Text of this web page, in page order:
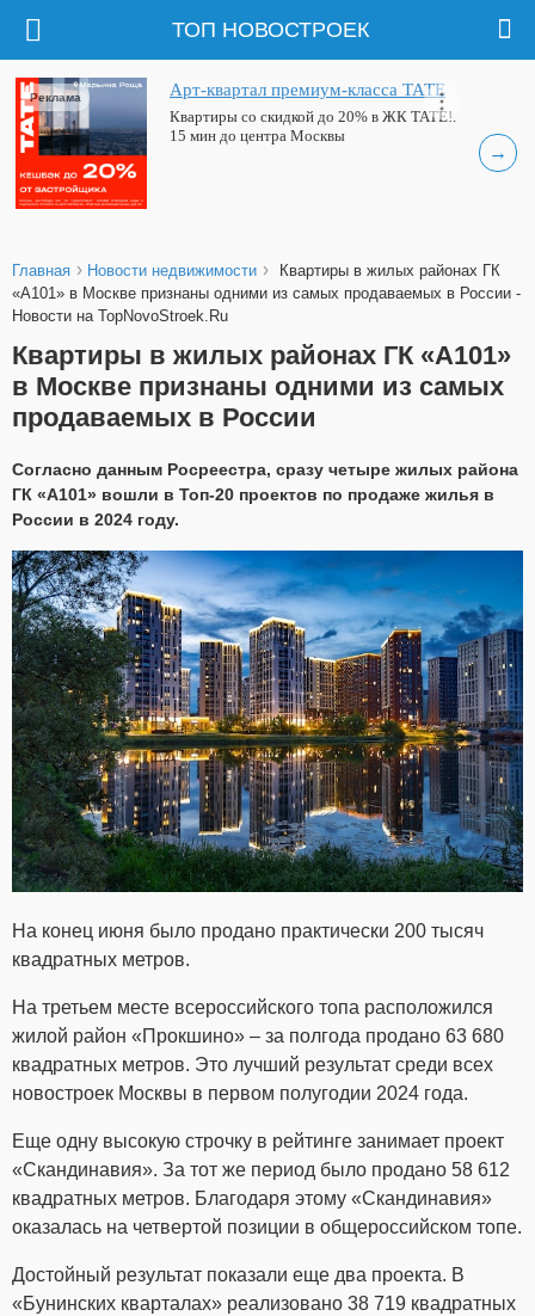
ТОП НОВОСТРОЕК
→
Арт-квартал премиум-класса ТАТЕ
Квартиры со скидкой до 20% в ЖК ТАТЕ!.
15 мин до центра Москвы
Реклама
Главная › Новости недвижимости ›
Квартиры в жилых районах ГК
«А101» в Москве признаны одними из самых продаваемых в России -
Новости на TopNovoStroek.Ru
Квартиры в жилых районах ГК «А101»
в Москве признаны одними из самых
продаваемых в России
Согласно данным Росреестра, сразу четыре жилых района
ГК «А101» вошли в Топ-20 проектов по продаже жилья в
России в 2024 году.
На конец июня было продано практически 200 тысяч
квадратных метров.
На третьем месте всероссийского топа расположился
жилой район «Прокшино» – за полгода продано 63 680
квадратных метров. Это лучший результат среди всех
новостроек Москвы в первом полугодии 2024 года.
Еще одну высокую строчку в рейтинге занимает проект
«Скандинавия». За тот же период было продано 58 612
квадратных метров. Благодаря этому «Скандинавия»
оказалась на четвертой позиции в общероссийском топе.
Достойный результат показали еще два проекта. В
«Бунинских кварталах» реализовано 38 719 квадратных